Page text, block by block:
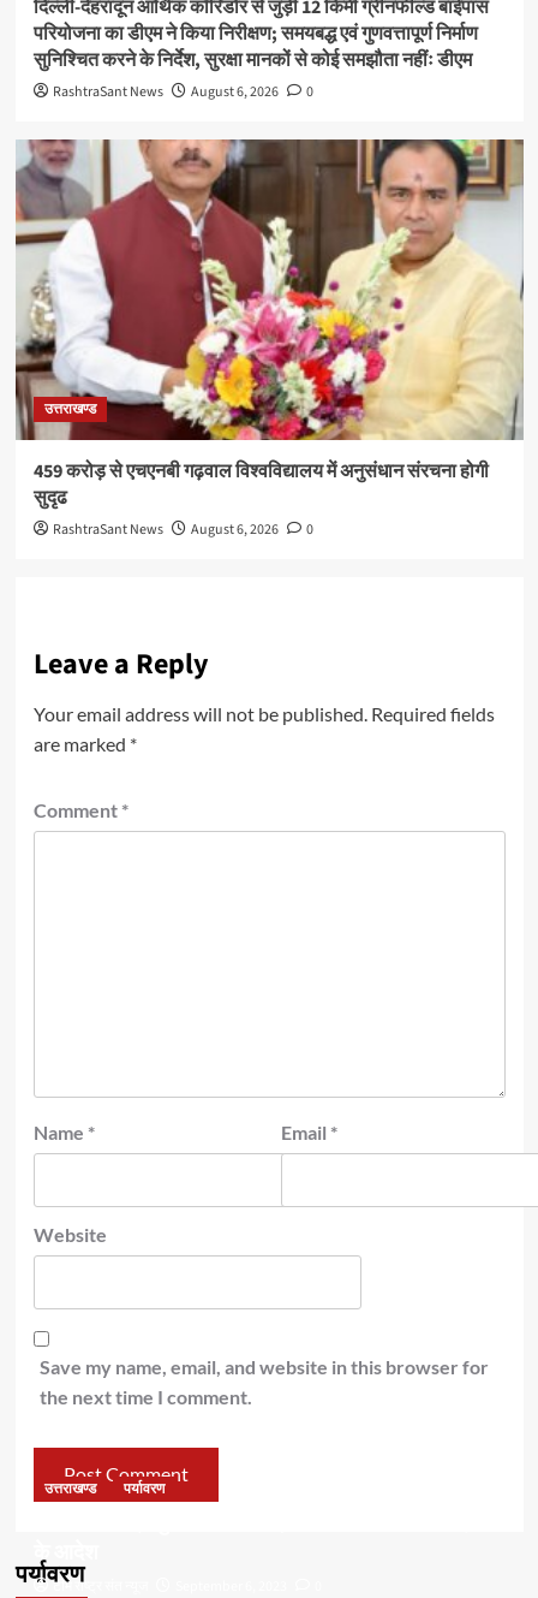
दिल्ली-देहरादून आर्थिक कॉरिडोर से जुड़ी 12 किमी ग्रीनफील्ड बाईपास
परियोजना का डीएम ने किया निरीक्षण; समयबद्ध एवं गुणवत्तापूर्ण निर्माण
सुनिश्चित करने के निर्देश, सुरक्षा मानकों से कोई समझौता नहींः डीएम
RashtraSant News August 6, 2026 0
उत्तराखण्ड
459 करोड़ से एचएनबी गढ़वाल विश्वविद्यालय में अनुसंधान संरचना होगी
सुदृढ
RashtraSant News August 6, 2026 0
Leave a Reply
Your email address will not be published. Required fields
are marked *
Comment *
Name * Email *
Website
Save my name, email, and website in this browser for
the next time I comment.
पर्यावरण
उत्तराखण्ड पर्यावरण
के आदेश
टीम राष्ट्र संत न्यूज